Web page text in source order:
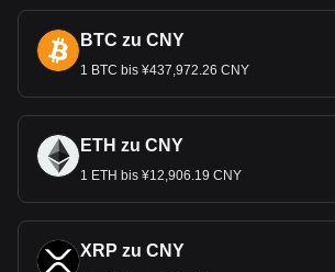
BTC zu CNY
1 BTC bis ¥437,972.26 CNY
ETH zu CNY
1 ETH bis ¥12,906.19 CNY
XRP zu CNY